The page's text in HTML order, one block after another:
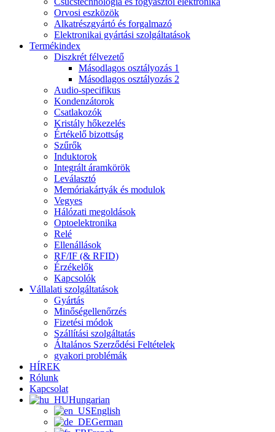
Orvosi eszközök
Alkatrészgyártó és forgalmazó
Elektronikai gyártási szolgáltatások
Termékindex
Diszkrét félvezető
Másodlagos osztályozás 1
Másodlagos osztályozás 2
Audio-specifikus
Kondenzátorok
Csatlakozók
Kristály hőkezelés
Értékelő bizottság
Szűrők
Induktorok
Integrált áramkörök
Leválasztó
Memóriakártyák és modulok
Vegyes
Hálózati megoldások
Optoelektronika
Relé
Ellenállások
RF/IF (& RFID)
Érzékelők
Kapcsolók
Vállalati szolgáltatások
Gyártás
Minőségellenőrzés
Fizetési módok
Szállítási szolgáltatás
Általános Szerződési Feltételek
gyakori problémák
HÍREK
Rólunk
Kapcsolat
Hungarian
English
German